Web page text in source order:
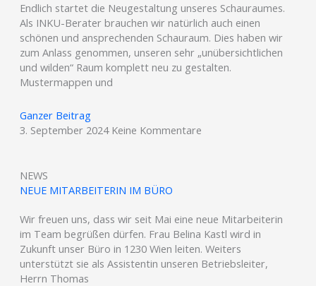
Endlich startet die Neugestaltung unseres Schauraumes.
Als INKU-Berater brauchen wir natürlich auch einen
schönen und ansprechenden Schauraum. Dies haben wir
zum Anlass genommen, unseren sehr „unübersichtlichen
und wilden“ Raum komplett neu zu gestalten.
Mustermappen und
Ganzer Beitrag
3. September 2024 Keine Kommentare
NEWS
NEUE MITARBEITERIN IM BÜRO
Wir freuen uns, dass wir seit Mai eine neue Mitarbeiterin
im Team begrüßen dürfen. Frau Belina Kastl wird in
Zukunft unser Büro in 1230 Wien leiten. Weiters
unterstützt sie als Assistentin unseren Betriebsleiter,
Herrn Thomas